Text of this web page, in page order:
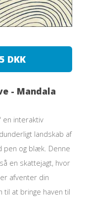
DKK
- Mandala
en interaktiv
landskab af
pen og blæk. Denne
en skattejagt, hvor
afventer din
til at bringe haven til